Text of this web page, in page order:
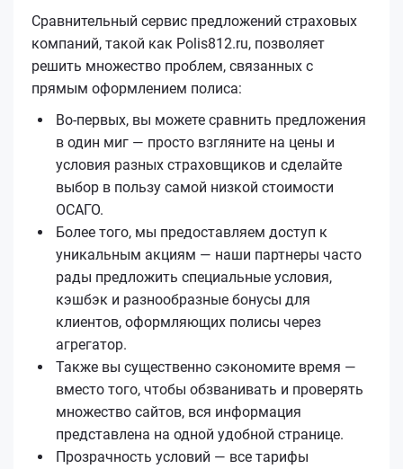
Сравнительный сервис предложений страховых
компаний, такой как Polis812.ru, позволяет
решить множество проблем, связанных с
прямым оформлением полиса:
Во-первых, вы можете сравнить предложения
в один миг — просто взгляните на цены и
условия разных страховщиков и сделайте
выбор в пользу самой низкой стоимости
ОСАГО.
Более того, мы предоставляем доступ к
уникальным акциям — наши партнеры часто
рады предложить специальные условия,
кэшбэк и разнообразные бонусы для
клиентов, оформляющих полисы через
агрегатор.
Также вы существенно сэкономите время —
вместо того, чтобы обзванивать и проверять
множество сайтов, вся информация
представлена на одной удобной странице.
Прозрачность условий — все тарифы